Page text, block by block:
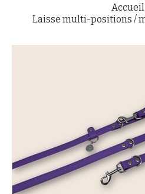
Accueil
Laisse multi-positions /